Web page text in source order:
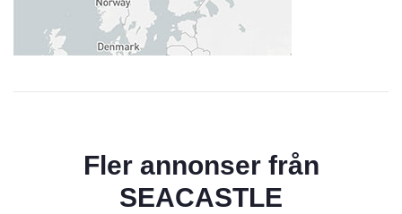
Fler annonser från
SEACASTLE